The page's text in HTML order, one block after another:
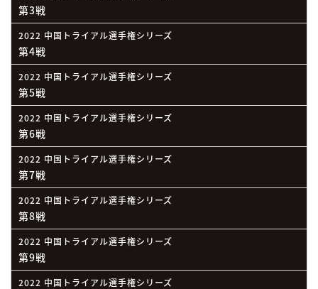
第3戦
2022 中国トライアル選手権シリーズ
第4戦
2022 中国トライアル選手権シリーズ
第5戦
2022 中国トライアル選手権シリーズ
第6戦
2022 中国トライアル選手権シリーズ
第7戦
2022 中国トライアル選手権シリーズ
第8戦
2022 中国トライアル選手権シリーズ
第9戦
2022 中国トライアル選手権シリーズ